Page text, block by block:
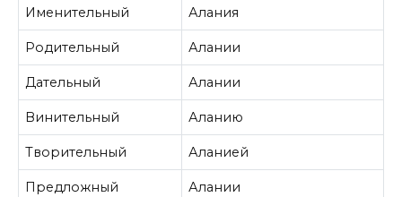
Именительный Алания
Родительный Алании
Дательный Алании
Винительный Аланию
Творительный Аланией
Предложный Алании